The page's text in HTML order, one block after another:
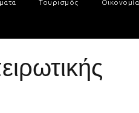
Τουρισμός Οικονομία